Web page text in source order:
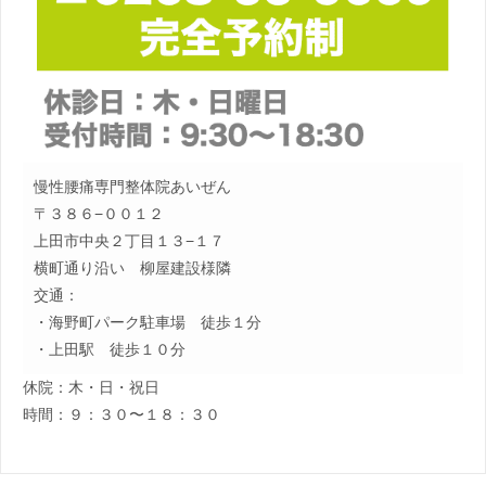
慢性腰痛専門整体院あいぜん
〒３８６−００１２
上田市中央２丁目１３−１７
横町通り沿い 柳屋建設様隣
交通：
・海野町パーク駐車場 徒歩１分
・上田駅 徒歩１０分
休院：木・日・祝日
時間：９：３０〜１８：３０